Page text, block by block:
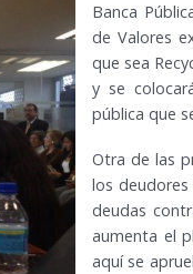
Banca
de Valores
que sea
y se
pública que
Otra de las
los
deudas
aumenta el
aquí se